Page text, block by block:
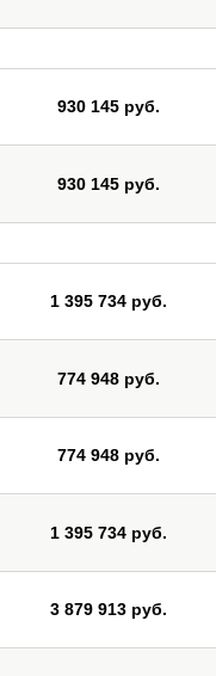
930 145 руб.
930 145 руб.
1 395 734 руб.
774 948 руб.
774 948 руб.
1 395 734 руб.
3 879 913 руб.